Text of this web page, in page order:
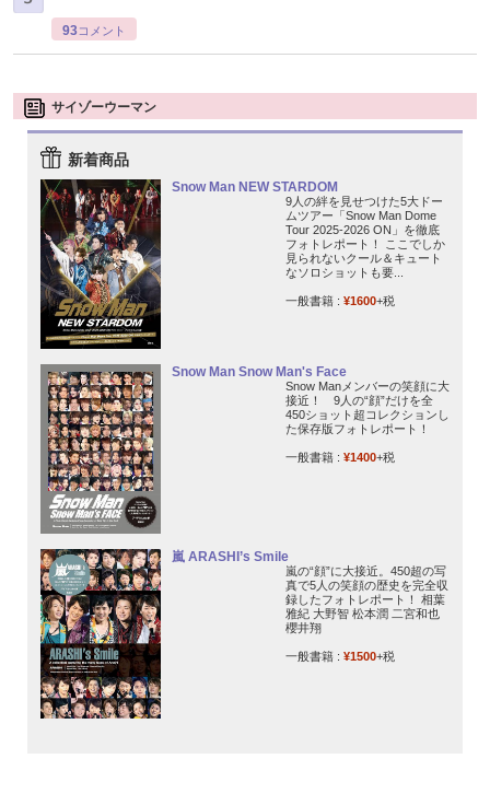
93コメント
サイゾーウーマン
新着商品
Snow Man NEW STARDOM
9人の絆を見せつけた5大ドー
ムツアー「Snow Man Dome
Tour 2025-2026 ON」を徹底
フォトレポート！ ここでしか
見られないクール＆キュート
なソロショットも要...
一般書籍 : ¥1600+税
Snow Man Snow Man's Face
Snow Manメンバーの笑顔に大
接近！ 9人の“顔”だけを全
450ショット超コレクションし
た保存版フォトレポート！
一般書籍 : ¥1400+税
嵐 ARASHI’s Smile
嵐の“顔”に大接近。450超の写
真で5人の笑顔の歴史を完全収
録したフォトレポート！ 相葉
雅紀 大野智 松本潤 二宮和也
櫻井翔
一般書籍 : ¥1500+税